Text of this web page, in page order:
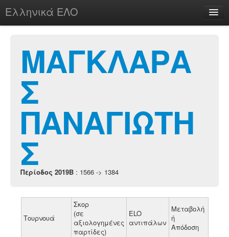
Ελληνικά ΕΛΟ
chesstu.be @ discord
Login
ΜΑΓΚΛΑΡΑ
Σ
ΠΑΝΑΓΙΩΤΗ
Σ
Περίοδος 2019B : 1566 -> 1384
Τουρνουά
Σκορ
(σε
αξιολογημένες
παρτίδες)
ELO
αντιπάλων
Μεταβολή
ή
Απόδοση